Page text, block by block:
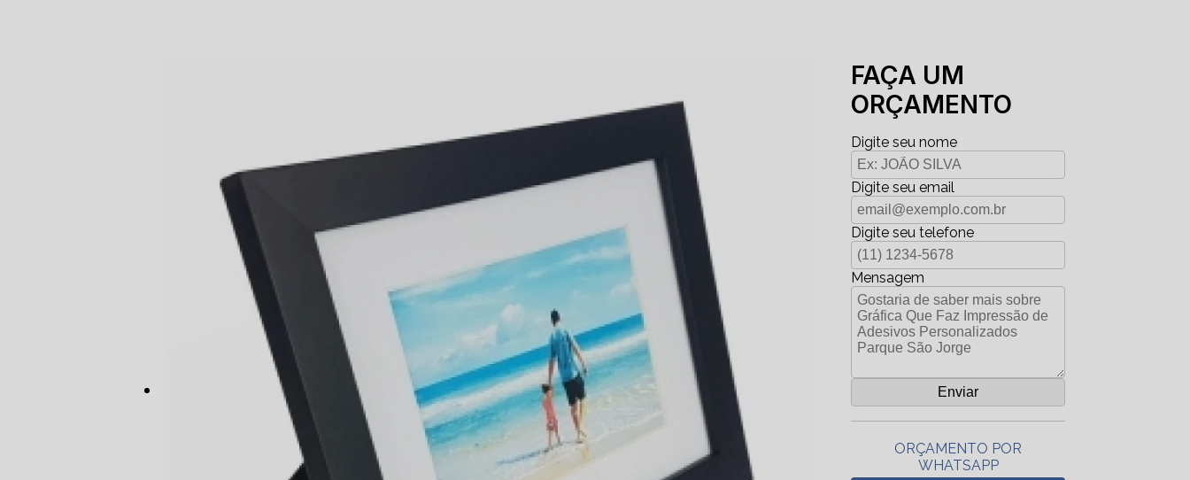
FAÇA UM
ORÇAMENTO
Digite seu nome
Digite seu email
Digite seu telefone
Mensagem
ORÇAMENTO POR
WHATSAPP